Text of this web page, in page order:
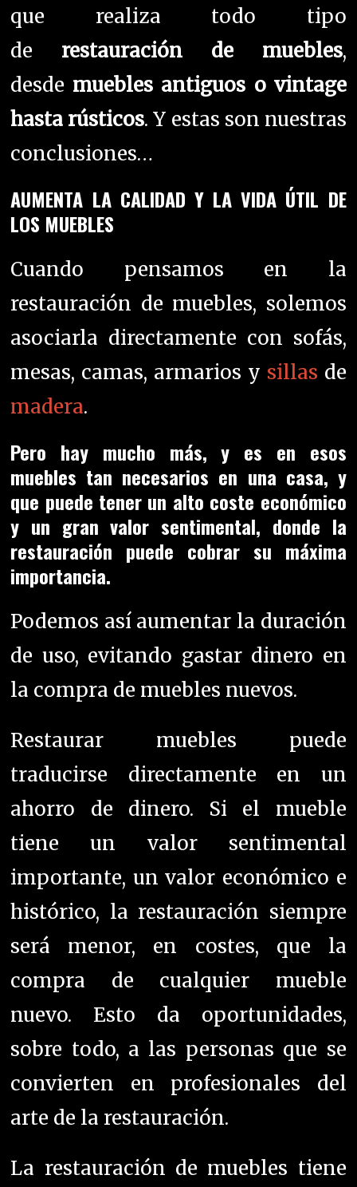
que realiza todo tipo
de restauración de muebles,
desde muebles antiguos o vintage
hasta rústicos. Y estas son nuestras
conclusiones…
AUMENTA LA CALIDAD Y LA VIDA ÚTIL DE
LOS MUEBLES
Cuando pensamos en la
restauración de muebles, solemos
asociarla directamente con sofás,
mesas, camas, armarios y sillas de
madera.
Pero hay mucho más, y es en esos
muebles tan necesarios en una casa, y
que puede tener un alto coste económico
y un gran valor sentimental, donde la
restauración puede cobrar su máxima
importancia.
Podemos así aumentar la duración
de uso, evitando gastar dinero en
la compra de muebles nuevos.
Restaurar muebles puede
traducirse directamente en un
ahorro de dinero. Si el mueble
tiene un valor sentimental
importante, un valor económico e
histórico, la restauración siempre
será menor, en costes, que la
compra de cualquier mueble
nuevo. Esto da oportunidades,
sobre todo, a las personas que se
convierten en profesionales del
arte de la restauración.
La restauración de muebles tiene